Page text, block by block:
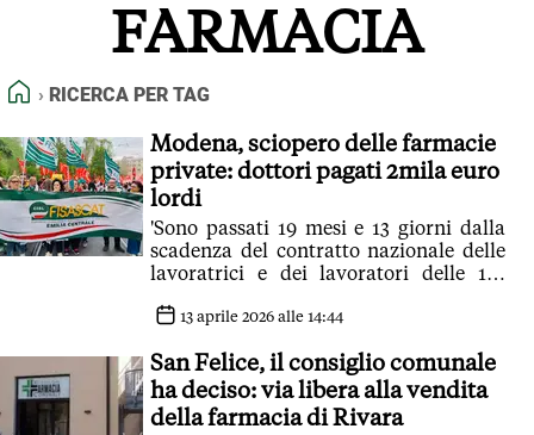
FEED RSS
NORMATIVE DEONTOLOGICHE
TERMINI e CONDIZIONI
FARMACIA
HOME
RICERCA PER TAG
Modena, sciopero delle farmacie
private: dottori pagati 2mila euro
lordi
'Sono passati 19 mesi e 13 giorni dalla
scadenza del contratto nazionale delle
lavoratrici e dei lavoratori delle 173
13 aprile 2026 alle 14:44
San Felice, il consiglio comunale
ha deciso: via libera alla vendita
della farmacia di Rivara